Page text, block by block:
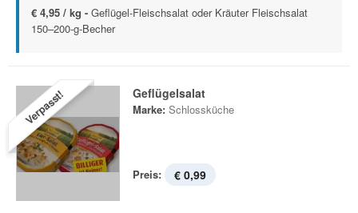
€ 4,95 / kg - Geflügel-Fleischsalat oder Kräuter Fleischsalat
150–200-g-Becher
Verpasst! Geflügelsalat
Marke: Schlossküche
Preis: € 0,99